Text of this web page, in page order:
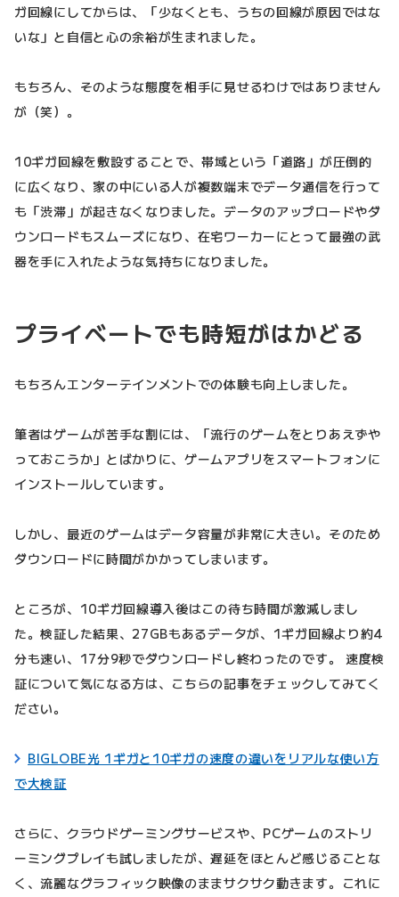
ガ回線にしてからは、「少なくとも、うちの回線が原因ではな
いな」と自信と心の余裕が生まれました。
もちろん、そのような態度を相手に見せるわけではありません
が（笑）。
10ギガ回線を敷設することで、帯域という「道路」が圧倒的
に広くなり、家の中にいる人が複数端末でデータ通信を行って
も「渋滞」が起きなくなりました。データのアップロードやダ
ウンロードもスムーズになり、在宅ワーカーにとって最強の武
器を手に入れたような気持ちになりました。
プライベートでも時短がはかどる
もちろんエンターテインメントでの体験も向上しました。
筆者はゲームが苦手な割には、「流行のゲームをとりあえずや
っておこうか」とばかりに、ゲームアプリをスマートフォンに
インストールしています。
しかし、最近のゲームはデータ容量が非常に大きい。そのため
ダウンロードに時間がかかってしまいます。
ところが、10ギガ回線導入後はこの待ち時間が激減しまし
た。検証した結果、27GBもあるデータが、1ギガ回線より約4
分も速い、17分9秒でダウンロードし終わったのです。 速度検
証について気になる方は、こちらの記事をチェックしてみてく
ださい。
BIGLOBE光 1ギガと10ギガの速度の違いをリアルな使い方
で大検証
さらに、クラウドゲーミングサービスや、PCゲームのストリ
ーミングプレイも試しましたが、遅延をほとんど感じることな
く、流麗なグラフィック映像のままサクサク動きます。これに